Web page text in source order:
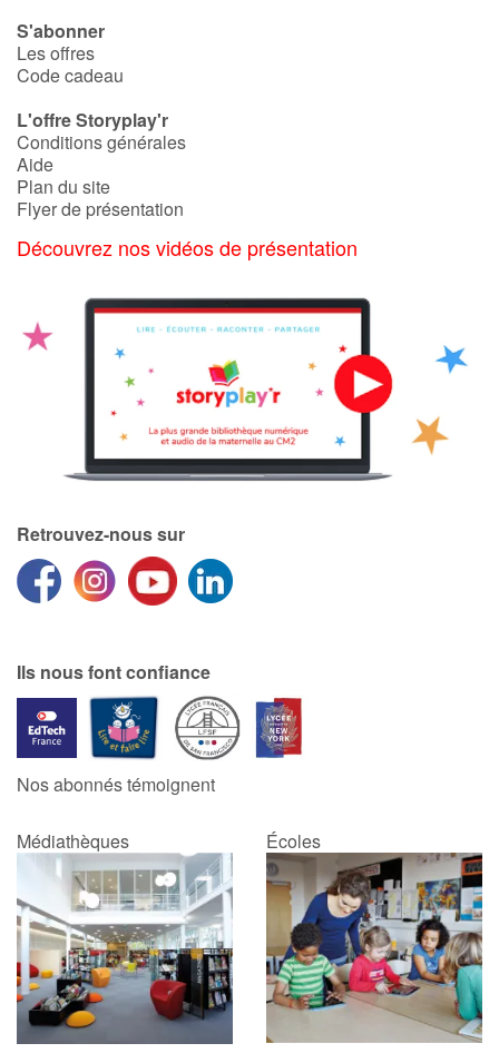
Autour de la lecture
Apprendre à lire
Livre audio
Activités et ateliers
Apprendre les langues
Dyslexie, troubles de la lecture
Nos listes de lecture
Coups de coeur
S'abonner
Les offres
Code cadeau
L'offre Storyplay'r
Conditions générales
Aide
Plan du site
Flyer de présentation
Découvrez nos vidéos de présentation
Retrouvez-nous sur
Ils nous font confiance
Nos abonnés témoignent
Médiathèques Écoles